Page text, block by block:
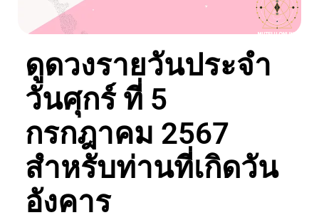
ดูดวงรายวันประจำ
วันศุกร์ ที่ 5
กรกฎาคม 2567
สำหรับท่านที่เกิดวัน
อังคาร